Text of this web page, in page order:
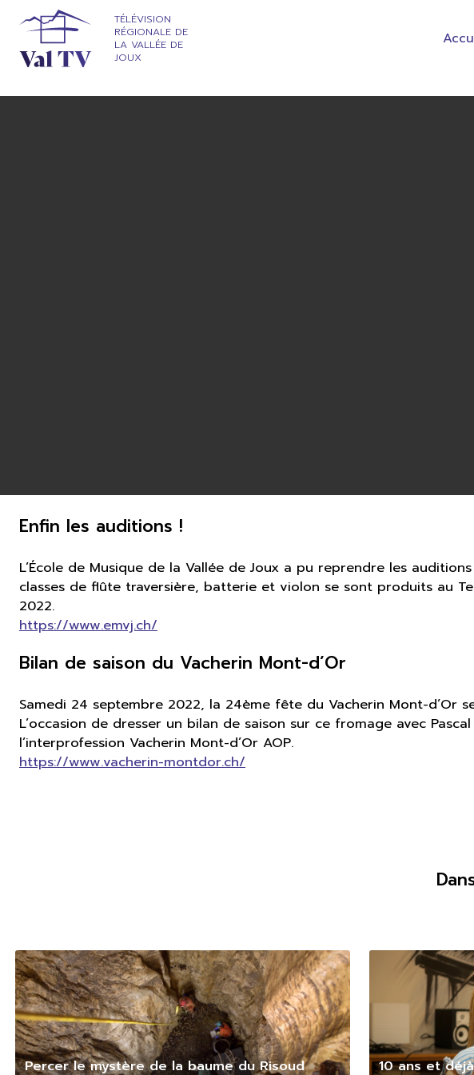
TÉLÉVISION
RÉGIONALE DE
LA VALLÉE DE
JOUX
Enfin les auditions !
L’École de Musique de la Vallée de Joux a pu reprendre les
classes de flûte traversière, batterie et violon se sont produits au
2022.
https://www.emvj.ch/
Bilan de saison du Vacherin Mont-d’Or
Samedi 24 septembre 2022, la 24ème fête du Vacherin Mont-d’Or
L’occasion de dresser un bilan de saison sur ce fromage avec
l’interprofession Vacherin Mont-d’Or AOP.
https://www.vacherin-montdor.ch/
Percer le mystère de la baume du Risoud 10 ans et